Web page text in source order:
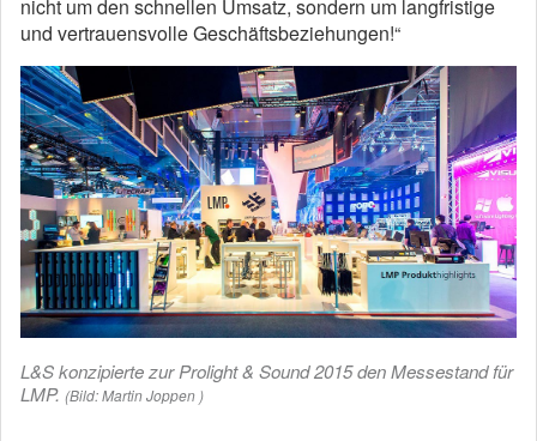
nicht um den schnellen Umsatz, sondern um langfristige
und vertrauensvolle Geschäftsbeziehungen!“
L&S konzipierte zur Prolight & Sound 2015 den Messestand für
LMP. (Bild: Martin Joppen )